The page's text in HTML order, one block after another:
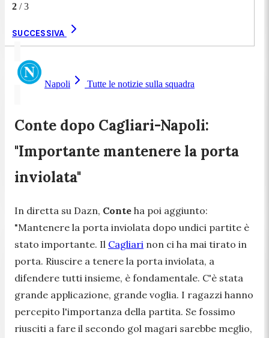
2 /3
SUCCESSIVA
Napoli Tutte le notizie sulla squadra
Conte dopo Cagliari-Napoli:
"Importante mantenere la porta
inviolata"
In diretta su Dazn, Conte ha poi aggiunto:
"Mantenere la porta inviolata dopo undici partite è
stato importante. Il Cagliari non ci ha mai tirato in
porta. Riuscire a tenere la porta inviolata, a
difendere tutti insieme, è fondamentale. C'è stata
grande applicazione, grande voglia. I ragazzi hanno
percepito l'importanza della partita. Se fossimo
riusciti a fare il secondo gol magari sarebbe meglio,